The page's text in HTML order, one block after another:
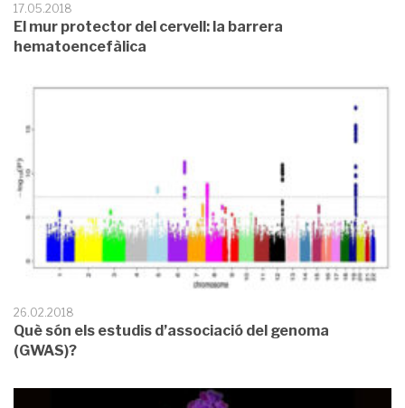
17.05.2018
El mur protector del cervell: la barrera
hematoencefàlica
26.02.2018
Què són els estudis d’associació del genoma
(GWAS)?